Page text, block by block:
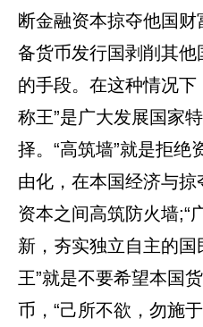
断金融资本掠夺他国
备货币发行国剥削其
的手段。在这种情况下
称王”是广大发展国家
择。“高筑墙”就是拒绝
由化，在本国经济与
资本之间高筑防火墙;“
新，夯实独立自主的国
王”就是不要希望本国
币，“己所不欲，勿施